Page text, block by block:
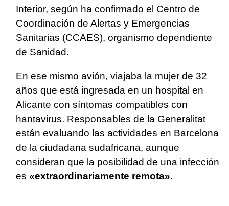
Interior, según ha confirmado el Centro de
Coordinación de Alertas y Emergencias
Sanitarias (CCAES), organismo dependiente
de Sanidad.
En ese mismo avión, viajaba la mujer de 32
años que está ingresada en un hospital en
Alicante con síntomas compatibles con
hantavirus. Responsables de la Generalitat
están evaluando las actividades en Barcelona
de la ciudadana sudafricana, aunque
consideran que la posibilidad de una infección
es «extraordinariamente remota».